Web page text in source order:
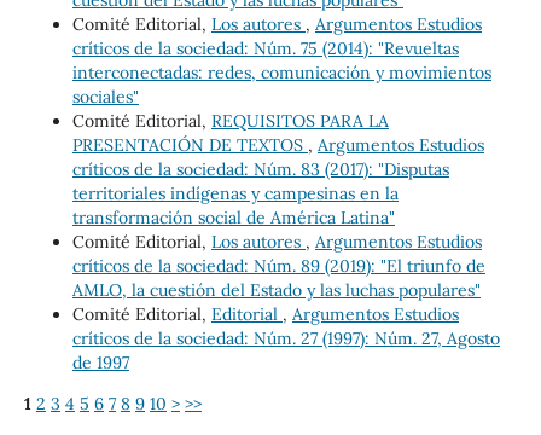
Comité Editorial, Los autores , Argumentos Estudios
críticos de la sociedad: Núm. 75 (2014): "Revueltas
interconectadas: redes, comunicación y movimientos
sociales"
Comité Editorial, REQUISITOS PARA LA
PRESENTACIÓN DE TEXTOS , Argumentos Estudios
críticos de la sociedad: Núm. 83 (2017): "Disputas
territoriales indígenas y campesinas en la
transformación social de América Latina"
Comité Editorial, Los autores , Argumentos Estudios
críticos de la sociedad: Núm. 89 (2019): "El triunfo de
AMLO, la cuestión del Estado y las luchas populares"
Comité Editorial, Editorial , Argumentos Estudios
críticos de la sociedad: Núm. 27 (1997): Núm. 27, Agosto
de 1997
1 2 3 4 5 6 7 8 9 10 > >>